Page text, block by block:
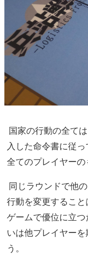
国家の行動の全て
入した命令書に従っ
全てのプレイヤーの
同じラウンドで他
行動を変更するこ
ゲームで優位に立
いは他プレイヤー
う。